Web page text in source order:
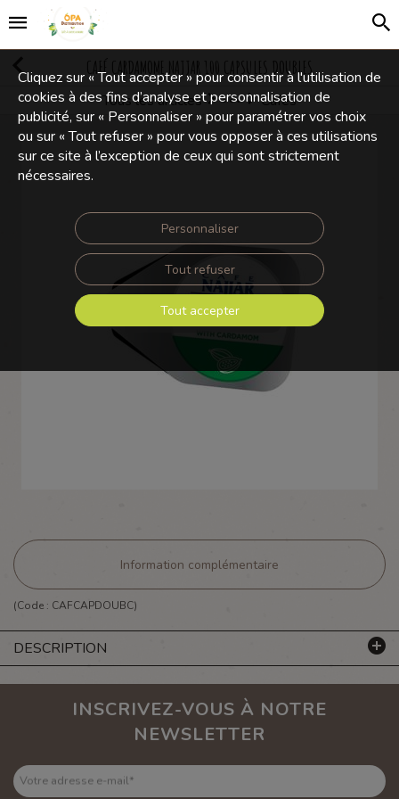
CAFÉ CARDAMOME NAJJAR 100 CAPSULES DOUBLES
Tous les articles
Boissons, cafés et thés
Cafés
Touchez pour zoomer
Information complémentaire
(Code : CAFCAPDOUBC)
DESCRIPTION
Cliquez sur « Tout accepter » pour consentir à l'utilisation de
cookies à des fins d’analyse et personnalisation de
publicité, sur « Personnaliser » pour paramétrer vos choix
ou sur « Tout refuser » pour vous opposer à ces utilisations
sur ce site à l’exception de ceux qui sont strictement
nécessaires.
Personnaliser
Tout refuser
Tout accepter
INSCRIVEZ-VOUS À NOTRE
NEWSLETTER
Votre adresse e-mail*